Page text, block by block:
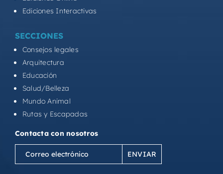
Ediciones Interactivas
SECCIONES
Consejos legales
Arquitectura
Educación
Salud/Belleza
Mundo Animal
Rutas y Escapadas
Contacta con nosotros
Correo
electrónico